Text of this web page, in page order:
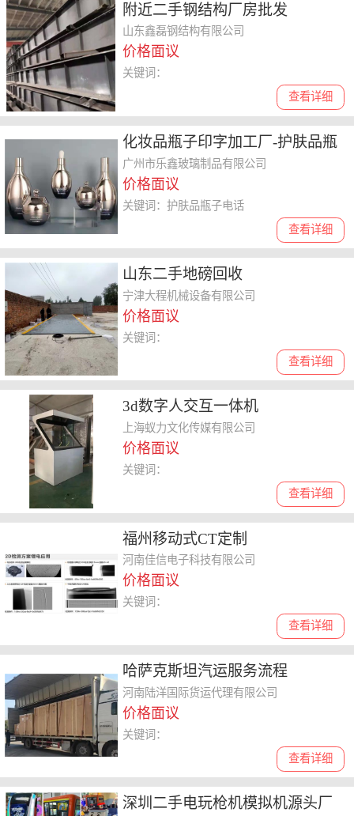
附近二手钢结构厂房批发
山东鑫磊钢结构有限公司
价格面议
查看详细
关键词：
化妆品瓶子印字加工厂-护肤品瓶
子电话
广州市乐鑫玻璃制品有限公司
价格面议
查看详细
关键词：护肤品瓶子电话
山东二手地磅回收
宁津大程机械设备有限公司
价格面议
查看详细
关键词：
3d数字人交互一体机
上海蚁力文化传媒有限公司
价格面议
查看详细
关键词：
福州移动式CT定制
河南佳信电子科技有限公司
价格面议
查看详细
关键词：
哈萨克斯坦汽运服务流程
河南陆洋国际货运代理有限公司
价格面议
查看详细
关键词：
深圳二手电玩枪机模拟机源头厂